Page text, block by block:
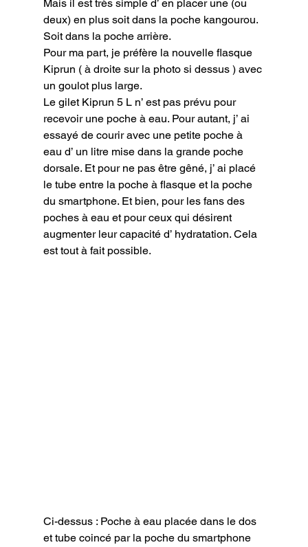
Mais il est très simple d’ en placer une (ou
deux) en plus soit dans la poche kangourou.
Soit dans la poche arrière.
Pour ma part, je préfère la nouvelle flasque
Kiprun ( à droite sur la photo si dessus ) avec
un goulot plus large.
Le gilet Kiprun 5 L n’ est pas prévu pour
recevoir une poche à eau. Pour autant, j’ ai
essayé de courir avec une petite poche à
eau d’ un litre mise dans la grande poche
dorsale. Et pour ne pas être gêné, j’ ai placé
le tube entre la poche à flasque et la poche
du smartphone. Et bien, pour les fans des
poches à eau et pour ceux qui désirent
augmenter leur capacité d’ hydratation. Cela
est tout à fait possible.
Ci-dessus : Poche à eau placée dans le dos
et tube coincé par la poche du smartphone